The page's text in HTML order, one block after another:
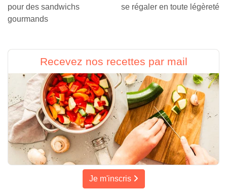
pour des sandwichs
gourmands
se régaler en toute légèreté
Recevez nos recettes par mail
Je m'inscris